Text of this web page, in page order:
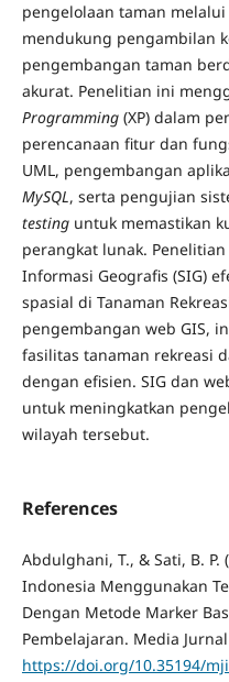
pengelolaan taman
mendukung pengambilan
pengembangan taman
akurat. Penelitian ini
Programming(XP) dalam
perencanaan fitur dan
UML, pengembangan
MySQL, serta pengujian
testinguntuk memastikan
perangkat lunak.
Informasi Geografis (SIG)
spasial di Tanaman
pengembangan web GIS,
fasilitas tanaman rekreasi
dengan efisien. SIG dan
untuk meningkatkan
wilayah tersebut.
References
Abdulghani, T., & Sati, B.
Indonesia Menggunakan
Dengan Metode Marker
Pembelajaran. Media
https://doi.org/10.35194/